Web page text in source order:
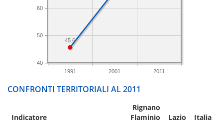
1991 2001 2011
40
50
60
45.6
CONFRONTI TERRITORIALI AL 2011
Indicatore
Rignano
Flaminio
Lazio Italia